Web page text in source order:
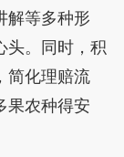
解等多种形
头。同时，积
简化理赔流
果农种得安